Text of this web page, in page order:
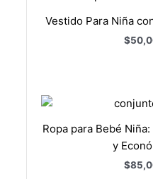
Vestido Para Niña
$
Ropa para Bebé
y
$